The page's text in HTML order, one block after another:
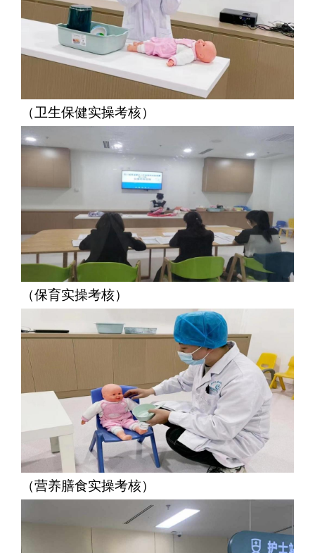
（卫生保健实操考核）
（保育实操考核）
（营养膳食实操考核）